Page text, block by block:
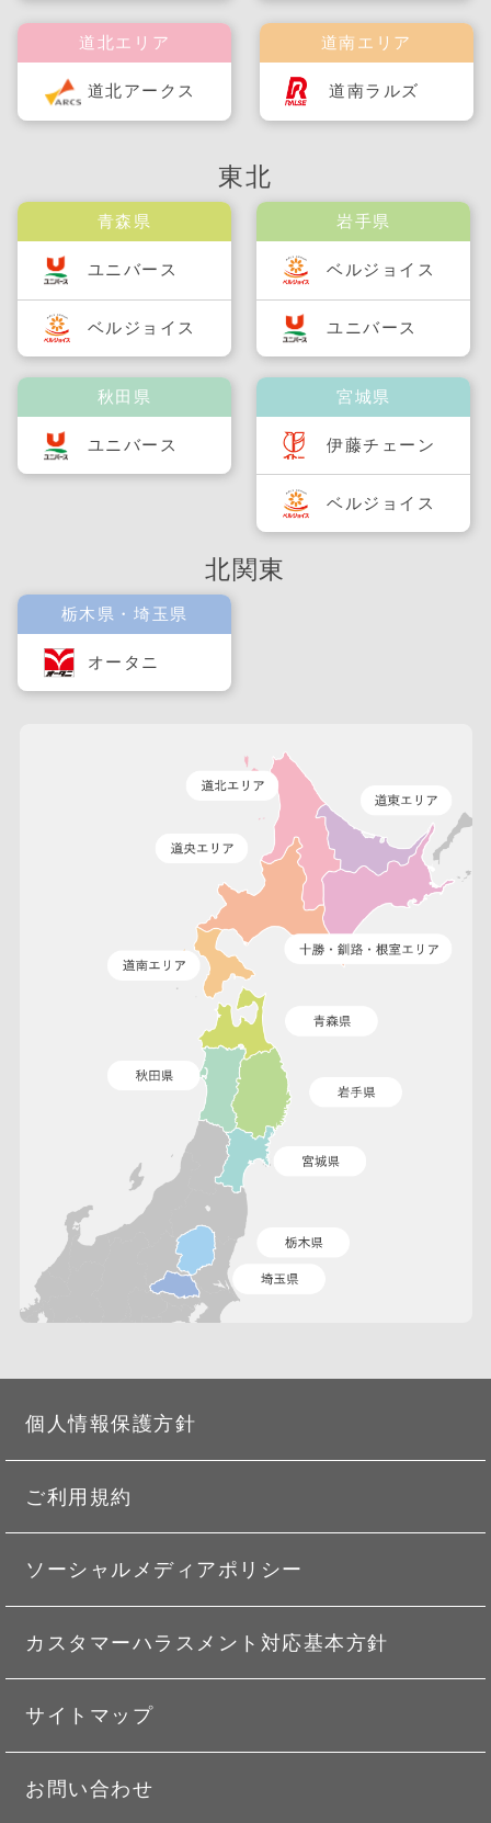
道南エリア
道南ラルズ
道北エリア
道北アークス
東北
青森県
ユニバース
ベルジョイス
秋田県
ユニバース
岩手県
ベルジョイス
ユニバース
宮城県
伊藤チェーン
ベルジョイス
北関東
栃木県・埼玉県
オータニ
個人情報保護方針
ご利用規約
ソーシャルメディアポリシー
カスタマーハラスメント対応基本方針
サイトマップ
お問い合わせ